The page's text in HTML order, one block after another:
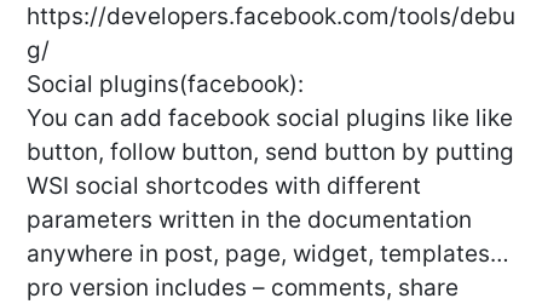
https://developers.facebook.com/tools/debu
g/
Social plugins(facebook):
You can add facebook social plugins like like
button, follow button, send button by putting
WSI social shortcodes with different
parameters written in the documentation
anywhere in post, page, widget, templates…
pro version includes – comments, share